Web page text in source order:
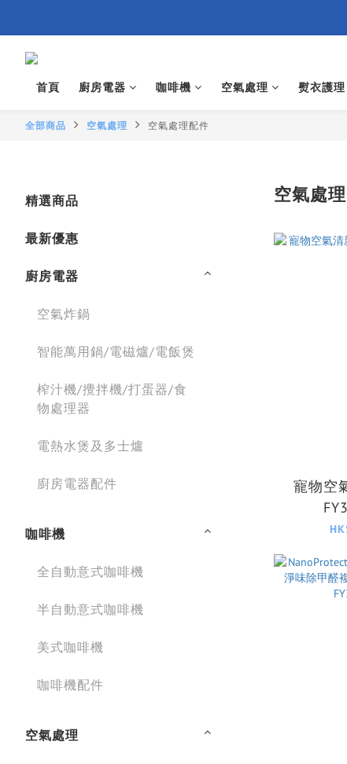
首頁 廚房電器 咖啡機 空氣處理 熨衣護理
全部商品 空氣處理 空氣處理配件
精選商品
最新優惠
廚房電器
空氣炸鍋
智能萬用鍋/電磁爐/電飯煲
榨汁機/攪拌機/打蛋器/食
物處理器
電熱水煲及多士爐
廚房電器配件
咖啡機
全自動意式咖啡機
半自動意式咖啡機
美式咖啡機
咖啡機配件
空氣處理
空氣處
寵物空